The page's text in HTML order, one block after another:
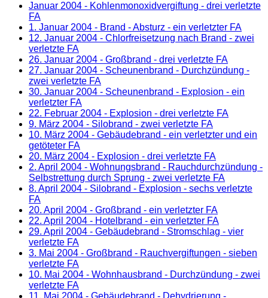
Januar 2004 - Kohlenmonoxidvergiftung - drei verletzte
FA
1. Januar 2004 - Brand - Absturz - ein verletzter FA
12. Januar 2004 - Chlorfreisetzung nach Brand - zwei
verletzte FA
26. Januar 2004 - Großbrand - drei verletzte FA
27. Januar 2004 - Scheunenbrand - Durchzündung -
zwei verletzte FA
30. Januar 2004 - Scheunenbrand - Explosion - ein
verletzter FA
22. Februar 2004 - Explosion - drei verletzte FA
9. März 2004 - Silobrand - zwei verletzte FA
10. März 2004 - Gebäudebrand - ein verletzter und ein
getöteter FA
20. März 2004 - Explosion - drei verletzte FA
2. April 2004 - Wohnungsbrand - Rauchdurchzündung -
Selbstrettung durch Sprung - zwei verletzte FA
8. April 2004 - Silobrand - Explosion - sechs verletzte
FA
20. April 2004 - Großbrand - ein verletzter FA
22. April 2004 - Hotelbrand - ein verletzter FA
29. April 2004 - Gebäudebrand - Stromschlag - vier
verletzte FA
3. Mai 2004 - Großbrand - Rauchvergiftungen - sieben
verletzte FA
10. Mai 2004 - Wohnhausbrand - Durchzündung - zwei
verletzte FA